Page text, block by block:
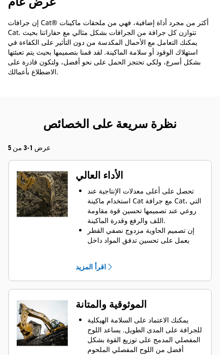
إن جرافات Cat®‎ أكثر من مجرد أداة إضافية، فهي من ملحقات ماكينات
Cat. تتوازن كل جرافة من الجرافات بشكل مثالي مع حفاراتنا بحيث
يمكنك التعامل مع الأحمال المكدسة من دون التأثير على الكفاءة في
استهلاك الوقود أو سلامة الماكينة. لقد قمنا بتصميمها بحيث يتم تعبئتها
بشكل أسرع، ولكي تحتجز الحمل على نحو أفضل، ولتكون قادرة على
الاضطلاع بأعمالك.
نظرة سريعة على الخصائص
عرض 1-3 من 5
الأداء العالي
تحصل على أعلى معدلات الإنتاجية عند
استخدام ماكينة Cat مع جرافة Cat، التي
روعي عند تصميمها تحسين قوة مقاومة
اللف والرفع وقدرة الماكينة.
إن تصميم الحاوية مزدوج نصفي القطر
يعمل على تحسين تدفق المواد داخل
عدم سحب الجزء السفلي من الجرافة،
يزيد استهلاك الوقود إلى الحد الأقصى
أثناء الحفر. تم تصميم جرافات Cat بحيث
تخترق المواد بمنتهى السرعة لتحسين
تحميل كمية أكبر من المواد في أقل وقت
ممكن. يساعد شكل الجرافة والقضبان
الجانبية على الاحتفاظ بمعظم المواد في
الجرافة لكل حمولة.
اقرأ المزيد
الموثوقية والمتانة
يمكنك الاعتماد على السلامة الهيكلية
للجرافة على المدى الطويل. ‏‫يساعد اللوح
المفصلي المدمج على توزيع القوة بشكل
أفضل من اللوح المفصلي الملحوم